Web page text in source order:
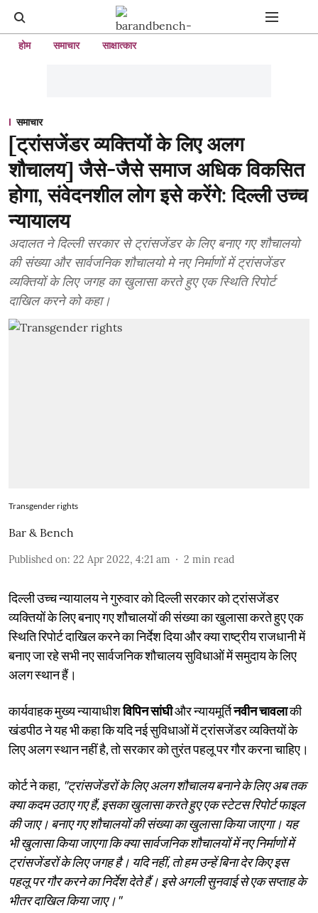
होम समाचार साक्षात्कार
समाचार
[ट्रांसजेंडर व्यक्तियों के लिए अलग
शौचालय] जैसे-जैसे समाज अधिक विकसित
होगा, संवेदनशील लोग इसे करेंगे: दिल्ली उच्च
न्यायालय
अदालत ने दिल्ली सरकार से ट्रांसजेंडर के लिए बनाए गए शौचालयो
की संख्या और सार्वजनिक शौचालयो मे नए निर्माणों में ट्रांसजेंडर
व्यक्तियों के लिए जगह का खुलासा करते हुए एक स्थिति रिपोर्ट
दाखिल करने को कहा।
Transgender rights
Bar & Bench
Published on: 22 Apr 2022, 4:21 am 2 min read
दिल्ली उच्च न्यायालय ने गुरुवार को दिल्ली सरकार को ट्रांसजेंडर
व्यक्तियों के लिए बनाए गए शौचालयों की संख्या का खुलासा करते हुए एक
स्थिति रिपोर्ट दाखिल करने का निर्देश दिया और क्या राष्ट्रीय राजधानी में
बनाए जा रहे सभी नए सार्वजनिक शौचालय सुविधाओं में समुदाय के लिए
अलग स्थान हैं।
कार्यवाहक मुख्य न्यायाधीशविपिन सांघीऔर न्यायमूर्तिनवीन चावलाकी
खंडपीठ ने यह भी कहा कि यदि नई सुविधाओं में ट्रांसजेंडर व्यक्तियों के
लिए अलग स्थान नहीं है, तो सरकार को तुरंत पहलू पर गौर करना चाहिए।
कोर्ट ने कहा, "ट्रांसजेंडरों के लिए अलग शौचालय बनाने के लिए अब तक
क्या कदम उठाए गए हैं, इसका खुलासा करते हुए एक स्टेटस रिपोर्ट फाइल
की जाए। बनाए गए शौचालयों की संख्या का खुलासा किया जाएगा। यह
भी खुलासा किया जाएगा कि क्या सार्वजनिक शौचालयों में नए निर्माणों में
ट्रांसजेंडरों के लिए जगह है। यदि नहीं, तो हम उन्हें बिना देर किए इस
पहलू पर गौर करने का निर्देश देते हैं। इसे अगली सुनवाई से एक सप्ताह के
भीतर दाखिल किया जाए।"